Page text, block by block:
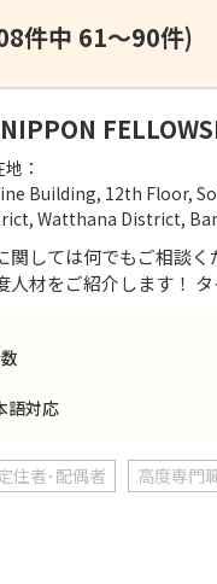
件中 61～90件)
：
Building, 12th Floor,
Watthana District,
関しては何でもご相談
人材をご紹介します！
語対応
住者･配偶者
高度専門